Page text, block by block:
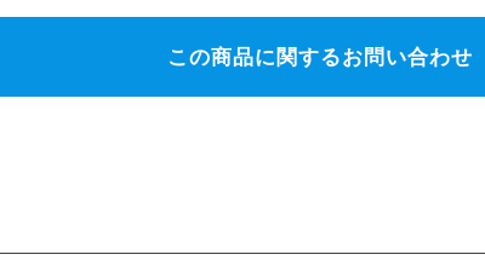
この商品に関するお問い合わせ